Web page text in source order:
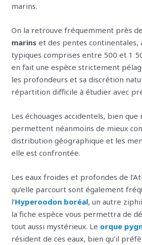
marins.
On la retrouve fréquemment près
marins et des pentes continentales,
typiques comprises entre 500 et 1
en fait une espèce strictement
les profondeurs et sa discrétion
répartition difficile à étudier avec
Les échouages accidentels, bien
permettent néanmoins de mieux
distribution géographique et les
elle est confrontée.
Les eaux froides et profondes de
qu’elle parcourt sont également
l’Hyperoodon boréal, un autre
la fiche espèce vous permettra de
tout aussi mystérieux. Le orque
résident de ces eaux, bien qu’il